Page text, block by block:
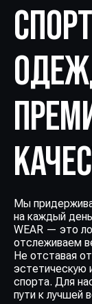
Мы
на каждый
WEAR — это
отслеживаем
Не отставая
эстетическую
спорта. Для
пути к лучшей